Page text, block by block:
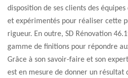
disposition de ses clients des
et expérimentés pour réaliser cette
rigueur. En outre, SD Rénovation
gamme de finitions pour répondre
Grâce à son savoir-faire et son
est en mesure de donner un résultat